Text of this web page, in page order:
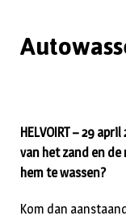
HELVOIRT – 29
van het zand en
hem te wassen?
Kom dan